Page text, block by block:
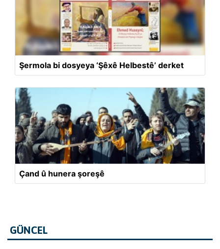
Şermola bi dosyeya ‘Şêxê Helbestê’ derket
Çand û hunera şoreşê
GÜNCEL